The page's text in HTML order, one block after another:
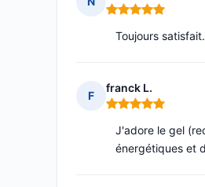
Note : 5 sur 5
Toujours
F
franck L.
Note : 5 sur 5
J'adore le gel
énergétiques et